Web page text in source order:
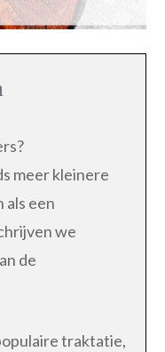
meer kleinere
als een
we
de
traktatie,